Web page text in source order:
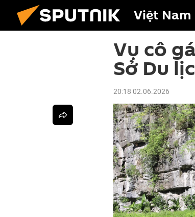
Việt Nam
Vụ cô
Sở Du
20:18 02.06.2026